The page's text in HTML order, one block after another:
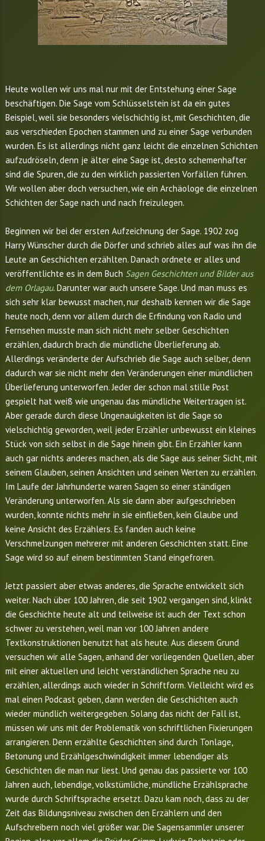
Heute wollen wir uns mal nur mit der Entstehung einer Sage
beschäftigen. Die Sage vom Schlüsselstein ist da ein gutes
Beispiel, weil sie besonders vielschichtig ist, mit Geschichten, die
aus verschieden Epochen stammen und zu einer Sage verbunden
wurden. Es ist allerdings nicht ganz leicht die einzelnen Schichten
aufzudröseln, denn je älter eine Sage ist, desto schemenhafter
sind die Spuren, die zu den wirklich passierten Vorfällen führen.
Wir wollen aber doch versuchen, wie ein Archäologe die einzelnen
Schichten der Sage nach und nach freizulegen.
Beginnen wir bei der ersten Aufzeichnung der Sage. 1902 zog
Harry Wünscher durch die Dörfer und schrieb alles auf was ihn die
Leute an Geschichten erzählten. Danach ordnete er alles und
veröffentlichte es in dem Buch Sagen Geschichten und Bilder aus
dem Orlagau. Darunter war auch unsere Sage. Und man muss es
sich sehr klar bewusst machen, nur deshalb kennen wir die Sage
heute noch, denn vor allem durch die Erfindung von Radio und
Fernsehen musste man sich nicht mehr selber Geschichten
erzählen, dadurch brach die mündliche Überlieferung ab.
Allerdings veränderte der Aufschrieb die Sage auch selber, denn
dadurch war sie nicht mehr den Veränderungen einer mündlichen
Überlieferung unterworfen. Jeder der schon mal stille Post
gespielt hat weiß wie ungenau das mündliche Weitertragen ist.
Aber gerade durch diese Ungenauigkeiten ist die Sage so
vielschichtig geworden, weil jeder Erzähler unbewusst ein kleines
Stück von sich selbst in die Sage hinein gibt. Ein Erzähler kann
auch gar nichts anderes machen, als die Sage aus seiner Sicht, mit
seinem Glauben, seinen Ansichten und seinen Werten zu erzählen.
Im Laufe der Jahrhunderte waren Sagen so einer ständigen
Veränderung unterworfen. Als sie dann aber aufgeschrieben
wurden, konnte nichts mehr in sie einfließen, kein Glaube und
keine Ansicht des Erzählers. Es fanden auch keine
Verschmelzungen mehrerer mit anderen Geschichten statt. Eine
Sage wird so auf einem bestimmten Stand eingefroren.
Jetzt passiert aber etwas anderes, die Sprache entwickelt sich
weiter. Nach über 100 Jahren, die seit 1902 vergangen sind, klinkt
die Geschichte heute alt und teilweise ist auch der Text schon
schwer zu verstehen, weil man vor 100 Jahren andere
Textkonstruktionen benutzt hat als heute. Aus diesem Grund
versuchen wir alle Sagen, anhand der vorliegenden Quellen, aber
mit einer aktuellen und leicht verständlichen Sprache neu zu
erzählen, allerdings auch wieder in Schriftform. Vielleicht wird es
mal einen Podcast geben, dann werden die Geschichten auch
wieder mündlich weitergegeben. Solang das nicht der Fall ist,
müssen wir uns mit der Problematik von schriftlichen Fixierungen
arrangieren. Denn erzählte Geschichten sind durch Tonlage,
Betonung und Erzählgeschwindigkeit immer lebendiger als
Geschichten die man nur liest. Und genau das passierte vor 100
Jahren auch, lebendige, volkstümliche, mündliche Erzählsprache
wurde durch Schriftsprache ersetzt. Dazu kam noch, dass zu der
Zeit das Bildungsniveau zwischen den Erzählern und den
Aufschreibern noch viel größer war. Die Sagensammler unserer